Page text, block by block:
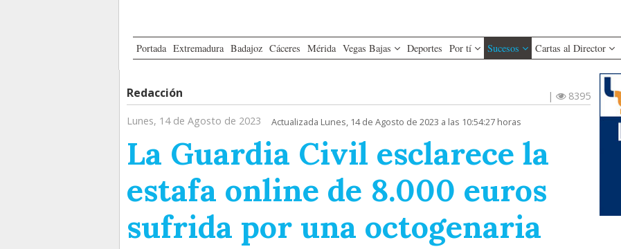
Portada Extremadura Badajoz Cáceres Mérida Vegas Bajas Deportes Por tí Sucesos Cartas al Director
Redacción |
8395
Lunes, 14 de Agosto de 2023
Actualizada Lunes, 14 de Agosto de 2023 a las 10:54:27 horas
La Guardia Civil esclarece la
estafa online de 8.000 euros
sufrida por una octogenaria